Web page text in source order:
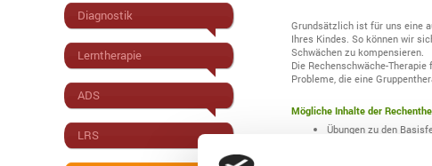
Diagnostik
Lerntherapie
ADS
LRS
Grundsätzlich ist für uns eine
Ihres Kindes. So können wir
Schwächen zu kompensieren.
Die Rechenschwäche-
Probleme, die eine
Mögliche Inhalte der
Übungen zu den